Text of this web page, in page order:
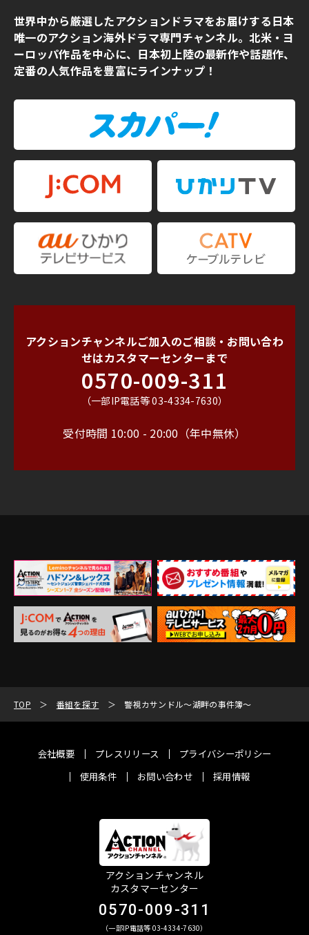
世界中から厳選したアクションドラマをお届けする日本
唯一のアクション海外ドラマ専門チャンネル。北米・ヨ
ーロッパ作品を中心に、日本初上陸の最新作や話題作、
定番の人気作品を豊富にラインナップ！
アクションチャンネルご加入のご相談・お問い合わ
せはカスタマーセンターまで
0570-009-311
（一部IP電話等 03-4334-7630）
受付時間 10:00 - 20:00（年中無休）
TOP 番組を探す 警視カサンドル～湖畔の事件簿～
会社概要 プレスリリース
プライバシーポリシー
使用条件
お問い合わせ 採用情報
アクションチャンネル
カスタマーセンター
0570-009-311
（一部IP電話等 03-4334-7630）